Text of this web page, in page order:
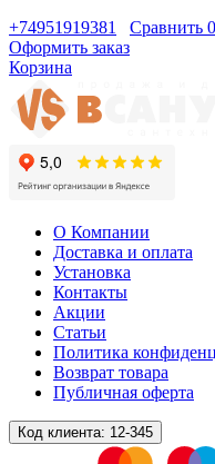
+74951919381
Сравнить 0
Оформить заказ
Корзина
О Компании
Доставка и оплата
Установка
Контакты
Акции
Статьи
Политика
Возврат товара
Публичная оферта
Код клиента: 12-345